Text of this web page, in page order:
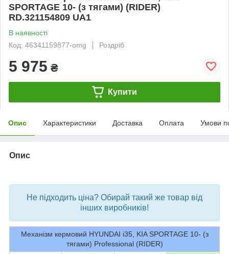
SPORTAGE 10- (з тягами) (RIDER)
RD.321154809 UA1
В наявності
Код: 46341159877-omg
Роздріб
5 975 ₴
Купити
Опис Характеристики Доставка Оплата Умови
Опис
Не підходить ціна? Обирай такий же товар від
інших виробників!
Механізм кермовий HYUNDAI i35, KIA SPORTAGE 10- (з
тягами) Professional (RIDER)